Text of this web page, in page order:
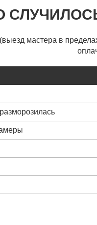
мастера в